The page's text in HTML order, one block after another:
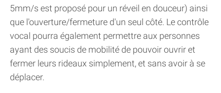
5mm/s est proposé pour un réveil en douceur) ainsi
que l'ouverture/fermeture d'un seul côté. Le contrôle
vocal pourra également permettre aux personnes
ayant des soucis de mobilité de pouvoir ouvrir et
fermer leurs rideaux simplement, et sans avoir à se
déplacer.